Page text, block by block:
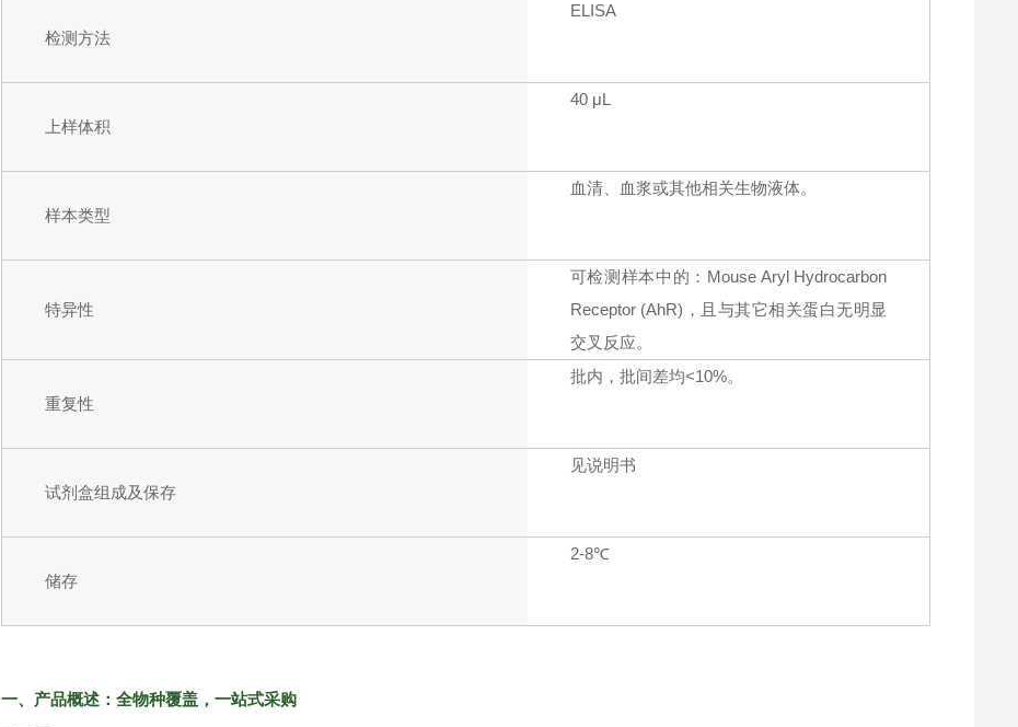
检测方法
ELISA
上样体积
40 μL
样本类型
血清、血浆或其他相关生物液体。
特异性
可检测样本中的：Mouse Aryl Hydrocarbon
Receptor (AhR)，且与其它相关蛋白无明显
交叉反应。
重复性
批内，批间差均<10%。
试剂盒组成及保存
见说明书
储存
2-8℃
一、产品概述：全物种覆盖，一站式采购